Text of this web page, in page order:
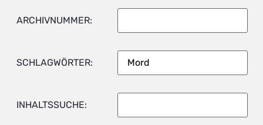
ARCHIVNUMMER:
SCHLAGWÖRTER:
INHALTSSUCHE: